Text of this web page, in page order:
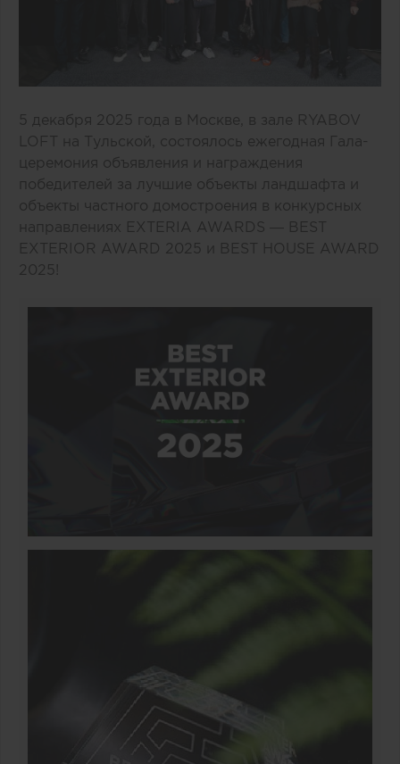
5 декабря 2025 года в Москве, в зале RYABOV
LOFT на Тульской, состоялось ежегодная Гала-
церемония объявления и награждения
победителей за лучшие объекты ландшафта и
объекты частного домостроения в конкурсных
направлениях EXTERIA AWARDS — BEST
EXTERIOR AWARD 2025 и BEST HOUSE AWARD
2025!